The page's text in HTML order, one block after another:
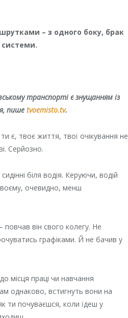
– з одного боку, брак
системи.
транспорті є знущанням із
пишеtvoemisto.tv.
є, твоє життя, твої очікування не
Серйозно.
біля водія. Керуючи, водій
очевидно, менш
повчав він свого колегу. Не
графіками. Й не бачив у
місця праці чи навчання
однаково, встигнуть вони на
ти почуваєшся, коли їдеш у